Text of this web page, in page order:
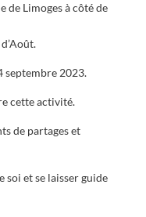
de Limoges à côté de
septembre 2023.
cette activité.
de partages et
soi et se laisser guide